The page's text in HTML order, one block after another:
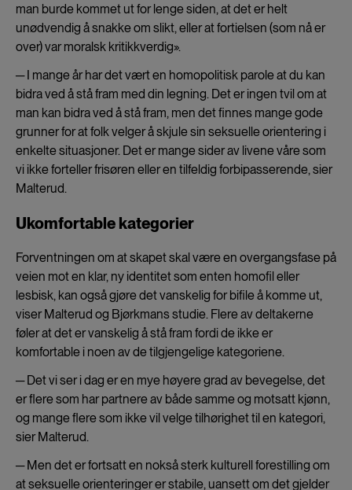
man burde kommet ut for lenge siden, at det er helt
unødvendig å snakke om slikt, eller at fortielsen (som nå er
over) var moralsk kritikkverdig».
─ I mange år har det vært en homopolitisk parole at du kan
bidra ved å stå fram med din legning. Det er ingen tvil om at
man kan bidra ved å stå fram, men det finnes mange gode
grunner for at folk velger å skjule sin seksuelle orientering i
enkelte situasjoner. Det er mange sider av livene våre som
vi ikke forteller frisøren eller en tilfeldig forbipasserende, sier
Malterud.
Ukomfortable kategorier
Forventningen om at skapet skal være en overgangsfase på
veien mot en klar, ny identitet som enten homofil eller
lesbisk, kan også gjøre det vanskelig for bifile å komme ut,
viser Malterud og Bjørkmans studie. Flere av deltakerne
føler at det er vanskelig å stå fram fordi de ikke er
komfortable i noen av de tilgjengelige kategoriene.
─ Det vi ser i dag er en mye høyere grad av bevegelse, det
er flere som har partnere av både samme og motsatt kjønn,
og mange flere som ikke vil velge tilhørighet til en kategori,
sier Malterud.
─ Men det er fortsatt en nokså sterk kulturell forestilling om
at seksuelle orienteringer er stabile, uansett om det gjelder